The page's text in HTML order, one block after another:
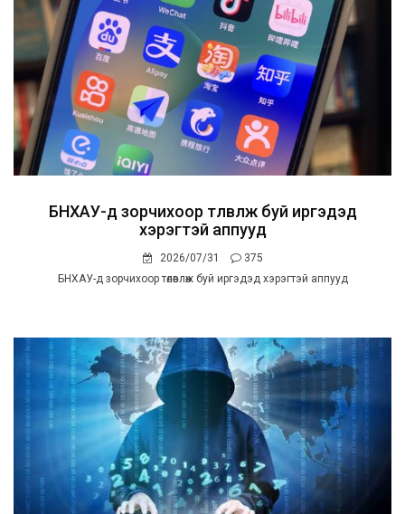
БНХАУ-д зорчихоор төлөвлөж буй иргэдэд
хэрэгтэй аппууд
2026/07/31
375
БНХАУ-д зорчихоор төлөвлөж буй иргэдэд хэрэгтэй аппууд